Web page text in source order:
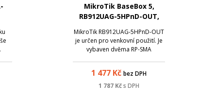
MikroTik BaseBox 5,
RB912UAG-5HPnD-OUT,
MIMO, 2x RSMA, 1xGLAN,
USB
MikroTik RB912UAG-5HPnD-OUT
je určen pro venkovní použití. Je
vybaven dvěma RP-SMA
vlhkostí. K dispozici jsou další 3
pozice pro anténní vstup, v
1 477 Kč bez DPH
1 787 Kčs DPH